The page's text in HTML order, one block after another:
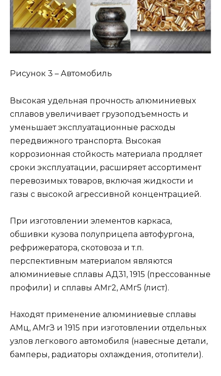
Рисунок 3 – Автомобиль
Высокая удельная прочность алюминиевых
сплавов увеличивает грузоподъемность и
уменьшает эксплуатационные расходы
передвижного транспорта. Высокая
коррозионная стойкость материала продляет
сроки эксплуатации, расширяет ассортимент
перевозимых товаров, включая жидкости и
газы с высокой агрессивной концентрацией.
При изготовлении элементов каркаса,
обшивки кузова полуприцепа автофургона,
рефрижератора, скотовоза и т.п.
перспективным материалом являются
алюминиевые сплавы АД31, 1915 (прессованные
профили) и сплавы АМг2, АМг5 (лист).
Находят применение алюминиевые сплавы
АМц, АМгЗ и 1915 при изготовлении отдельных
узлов легкового автомобиля (навесные детали,
бамперы, радиаторы охлаждения, отопители).